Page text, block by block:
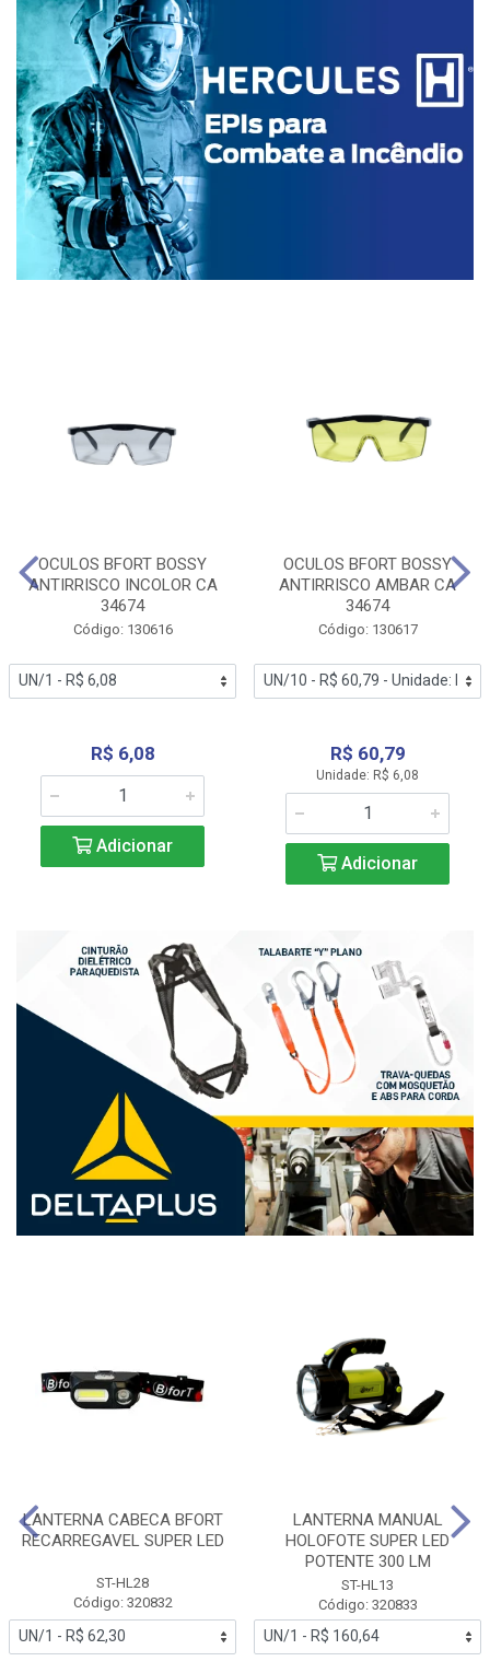
OCULOS BFORT BOSSY
ANTIRRISCO INCOLOR CA
34674
Código: 130616
R$ 6,08
Adicionar
OCULOS BFORT BOSSY
ANTIRRISCO AMBAR CA
34674
Código: 130617
R$ 60,79
Unidade: R$ 6,08
Adicionar
LANTERNA CABECA BFORT
RECARREGAVEL SUPER LED
ST-HL28
Código: 320832
LANTERNA MANUAL
HOLOFOTE SUPER LED
POTENTE 300 LM
ST-HL13
Código: 320833